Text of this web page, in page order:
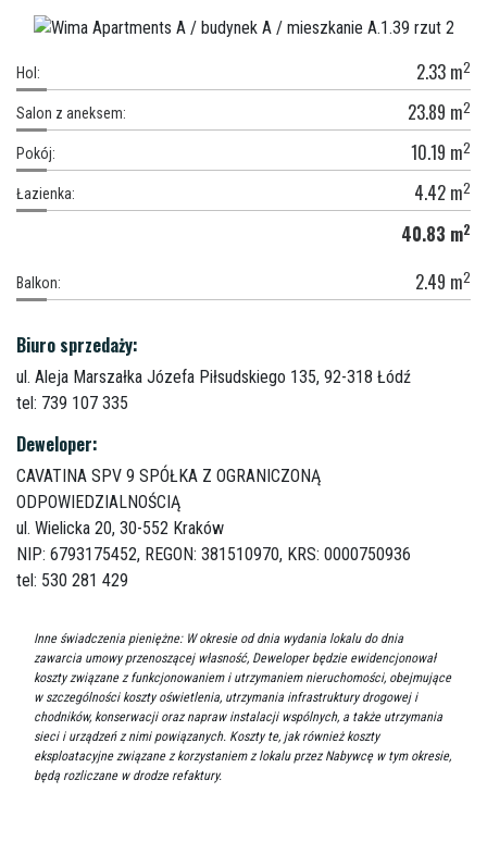
Hol: 2.33 m2
Salon z aneksem: 23.89 m2
Pokój: 10.19 m2
Łazienka: 4.42 m2
40.83 m2
Balkon: 2.49 m2
Biuro sprzedaży:
ul. Aleja Marszałka Józefa Piłsudskiego 135, 92-318 Łódź
tel: 739 107 335
Deweloper:
CAVATINA SPV 9 SPÓŁKA Z OGRANICZONĄ
ODPOWIEDZIALNOŚCIĄ
ul. Wielicka 20, 30-552 Kraków
NIP: 6793175452, REGON: 381510970, KRS: 0000750936
tel: 530 281 429
Inne świadczenia pieniężne: W okresie od dnia wydania lokalu do dnia
zawarcia umowy przenoszącej własność, Deweloper będzie ewidencjonował
koszty związane z funkcjonowaniem i utrzymaniem nieruchomości, obejmujące
w szczególności koszty oświetlenia, utrzymania infrastruktury drogowej i
chodników, konserwacji oraz napraw instalacji wspólnych, a także utrzymania
sieci i urządzeń z nimi powiązanych. Koszty te, jak również koszty
eksploatacyjne związane z korzystaniem z lokalu przez Nabywcę w tym okresie,
będą rozliczane w drodze refaktury.